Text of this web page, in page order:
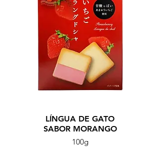
LÍNGUA DE GATO
SABOR MORANGO
100g